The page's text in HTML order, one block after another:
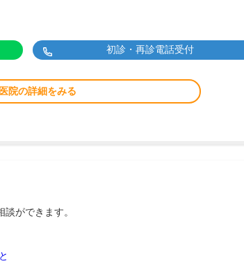
初診・再診電話受付
院の詳細をみる
ができます。